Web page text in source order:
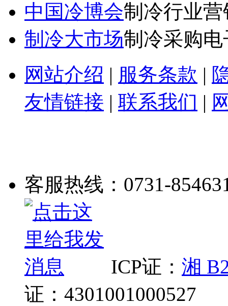
中国冷博会制冷行业
制冷大市场制冷采购
网站介绍 | 服务条款 |
友情链接 | 联系我们 |
客服热线：0731-
ICP证： 湘
证：4301001000527